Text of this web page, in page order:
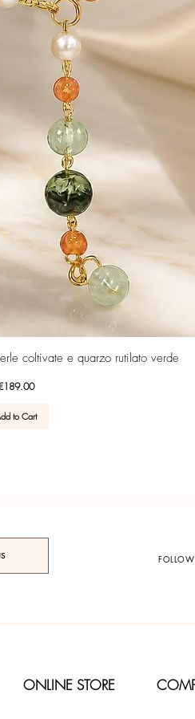
View
coltivate e quarzo rutilato verde
to Cart
ONLINE STORE